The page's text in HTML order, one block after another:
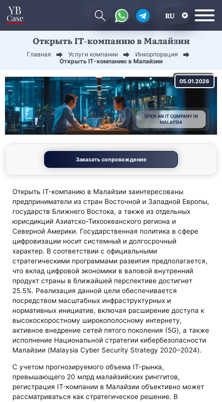
RU
Открыть IT-компанию в Малайзии
Главная Услуги компании
Инкорпорация
Открыть IT-компанию в Малайзии
05.01.2026
Заказать сопровождение
Открыть IT-компанию в Малайзии заинтересованы
предприниматели из стран Восточной и Западной Европы,
государств Ближнего Востока, а также из отдельных
юрисдикций Азиатско-Тихоокеанского региона и
Северной Америки. Государственная политика в сфере
цифровизации носит системный и долгосрочный
характер. В соответствии с официальными
стратегическими программами развития предполагается,
что вклад цифровой экономики в валовой внутренний
продукт страны в ближайшей перспективе достигнет
25.5%. Реализация данной цели обеспечивается
посредством масштабных инфраструктурных и
нормативных инициатив, включая расширение доступа к
высокоскоростному широкополосному интернету,
активное внедрение сетей пятого поколения (5G), а также
исполнение Национальной стратегии кибербезопасности
Малайзии (Malaysia Cyber Security Strategy 2020–2024).
С учетом прогнозируемого объема IT-рынка,
превышающего 20 млрд малайзийских ринггитов,
регистрация IT-компании в Малайзии объективно может
рассматриваться как стратегическое решение. В